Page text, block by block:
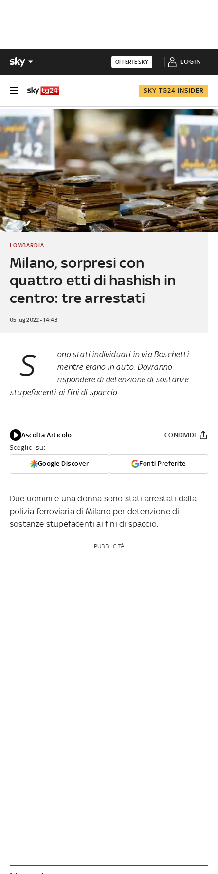
OFFERTE SKY LOGIN
SKY TG24 INSIDER
Milano, sorpresi con
quattro etti di hashish in
centro: tre arrestati
LOMBARDIA
05 lug 2022 - 14:43
S
ono stati individuati in via Boschetti
mentre erano in auto. Dovranno
rispondere di detenzione di sostanze
stupefacenti ai fini di spaccio
Ascolta Articolo
Sceglici su:
Google Discover Fonti Preferite
CONDIVIDI
Due uomini e una donna sono stati arrestati dalla
polizia ferroviaria di Milano per detenzione di
sostanze stupefacenti ai fini di spaccio.
PUBBLICITÀ